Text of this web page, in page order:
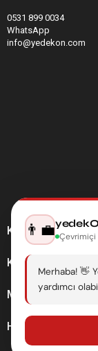
0531 899 0034
WhatsApp
info@yedekon.com
Kategoriler
Kurumsal
Müşteri Hizmetleri
Hesabım
👨‍💼 Çevrimiçi
Merhaba! 👋
yardımcı